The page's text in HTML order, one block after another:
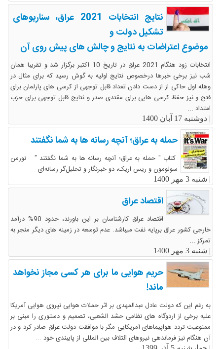
نتایج انتخابات 2021 عراق، سناریوهای
تشکیل دولت و
موضوع اعتراضات به نتایج و چالش های پیش روی آن
انتخابات زود هنگام 2021 عراق در تاریخ 10 اکتبر برگزار شد و تقریبا همان
شب نیز برخی خبرها درخصوص نتایج اولیه به گوش رسید که برای مثال در
وهله اول حاکی از از دست دادن تعداد قابل توجهی از کرسی های پارلمان برای
فتح و نیز حفظ کرسی هایی برای مقتدی صدر و نتایج قابل توجهی برای حزب
امتداد ...
| دوشنبه 17 آبان 1400
حمله به عراق؛ آنچه رسانه ها به شما نگفتند
کتاب " حمله به عراق؛ آنچه رسانه ها به شما نگفتند " نورمن
سولومون و ریس اریک، دو خبرنگار و تحلیل‌گر رسانه‌ای ...
| شنبه 3 مهر 1400
اقتصاد عراق
اقتصاد عراق کارشناسان بر این باورند، حدود 90% درآمد
خارجی کشور عراق برپایه نفت میباشد. عدم توسعه در زمینه های دیگر منجر به
تمرکز ...
| شنبه 3 مهر 1400
حریم هوایی ما برای هر کسی مجاز نخواهد
ماند!
به رغم این که دولت عادل عبدالمهدی بر اثر حملات هوایی نیروی هوایی آمریکا
علیه برخی از اردوگاه های نظامی حشد الشعبی، تصمیم و دستوری را مبنی بر
ممنوعیت تردد هواپیماهای آمریکایی مگر با موافقت دولت عراق صادر کرد و در
آن هنگام نیز فرماندهی نیروهای ائتلاف بین المللی از پایبندی خود ...